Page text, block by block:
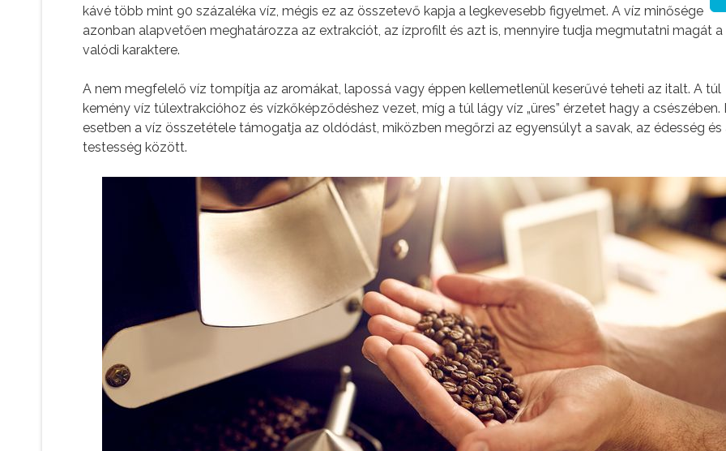
kávé több mint 90 százaléka víz, mégis ez az összetevő kapja a legkevesebb figyelmet. A víz minősége
azonban alapvetően meghatározza az extrakciót, az ízprofilt és azt is, mennyire tudja megmutatni magát a
valódi karaktere.
A nem megfelelő víz tompítja az aromákat, lapossá vagy éppen kellemetlenül keserűvé teheti az italt. A túl
kemény víz túlextrakcióhoz és vízkőképződéshez vezet, míg a túl lágy víz „üres” érzetet hagy a csészében.
esetben a víz összetétele támogatja az oldódást, miközben megőrzi az egyensúlyt a savak, az édesség és
testesség között.